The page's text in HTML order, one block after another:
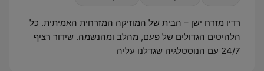
רדיו מזרח ישן – הבית של המוזיקה המזרחית האמיתית. כל
הלהיטים הגדולים של פעם, מהלב ומהנשמה. שידור רציף
24/7 עם הנוסטלגיה שגדלנו עליה